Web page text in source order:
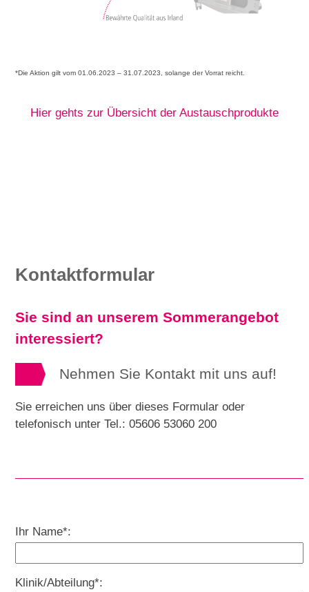
*Die Aktion gilt vom 01.06.2023 – 31.07.2023, solange der Vorrat reicht.
Hier gehts zur Übersicht der Austauschprodukte
Kontaktformular
Sie sind an unserem Sommerangebot
interessiert?
Nehmen Sie Kontakt mit uns auf!
Sie erreichen uns über dieses Formular oder
telefonisch unter Tel.: 05606 53060 200
Ihr Name*:
Klinik/Abteilung*: